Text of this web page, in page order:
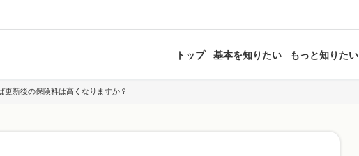
トップ 基本を知りたい もっと知りたい
更新後の保険料は高くなりますか？